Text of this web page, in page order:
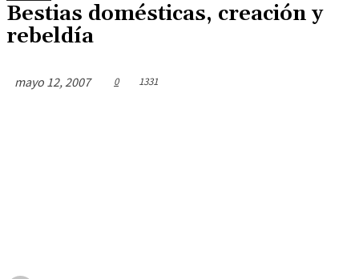
Bestias domésticas, creación y
rebeldía
mayo 12, 2007 0 1331